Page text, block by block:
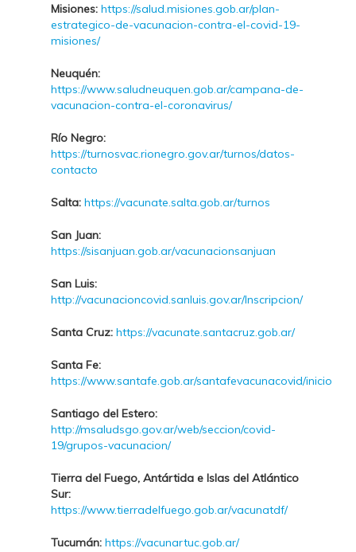
Misiones: https://salud.misiones.gob.ar/plan-
estrategico-de-vacunacion-contra-el-covid-19-
misiones/
Neuquén:
https://www.saludneuquen.gob.ar/campana-de-
vacunacion-contra-el-coronavirus/
Río Negro:
https://turnosvac.rionegro.gov.ar/turnos/datos-
contacto
Salta: https://vacunate.salta.gob.ar/turnos
San Juan:
https://sisanjuan.gob.ar/vacunacionsanjuan
San Luis:
http://vacunacioncovid.sanluis.gov.ar/Inscripcion/
Santa Cruz: https://vacunate.santacruz.gob.ar/
Santa Fe:
https://www.santafe.gob.ar/santafevacunacovid/inicio
Santiago del Estero:
http://msaludsgo.gov.ar/web/seccion/covid-
19/grupos-vacunacion/
Tierra del Fuego, Antártida e Islas del Atlántico
Sur:
https://www.tierradelfuego.gob.ar/vacunatdf/
Tucumán: https://vacunartuc.gob.ar/